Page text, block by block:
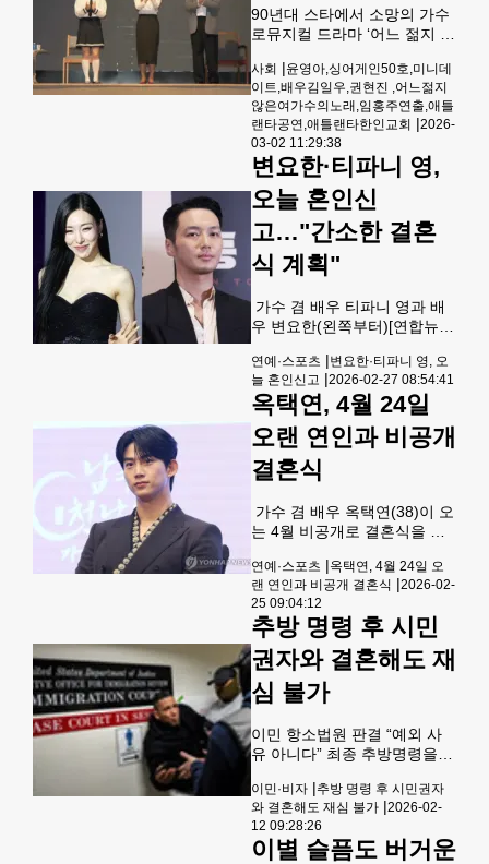
조력사 선택에 대해서도 문제
가 없다는 생각을 밝혔다. 퓨리
서치 센터가 15가지 행위에 대
한 미국인의 도덕적 인식을 파
악하기 위해 실시한 설문조사
결과를 자세히 살펴본다. 최근
실시된 여론 조사에서 미국
90년대 스타에서 소망의 가수
로뮤지컬 드라마 ‘어느 젊지 않
연출·김일우 출연 1990년대
‘미니 데이트’로 가요계를 평정
했던 가수 윤영아가 애틀랜타
무대 위에서 자신의 굴곡진 삶
을 한 편의 드라마로 풀어내며
관객들에게 깊은 울림을 선사
했다.지난달 28일 토요일 애틀
랜타 한인교회(Korean
Church of Atlanta UMC:담임
목사 권혁원) 대예배실에서 열
린 뮤지컬 드라마 ‘어느 젊지
화려함 뒤에 가려진 인간 윤영
아의 고독과 절망, 그리고 신앙
사회 |윤영아,싱어게인50호,미니데
이트,배우김일우,권현진 ,어느젊지
않은여가수의노래,임홍주연출,애틀
랜타공연,애틀랜타한인교회 |2026-
03-02 11:29:38
변요한·티파니 영,
오늘 혼인신
고…"간소한 결혼
식 계획"
가수 겸 배우 티파니 영과 배
우 변요한(왼쪽부터)[연합뉴스
지] 배우 변요한(40)과 가수 겸
배우 티파니 영(37)이 혼인신
고를 하고 법적으로 부부가 됐
다.변요한의 소속사 팀호프는
"배우 티파니 영과 변요한이
오늘 서로에 대한 깊은 신뢰와
사랑을 바탕으로 혼인신고를
마쳤다"고 27일 밝혔다.소속사
는 "계속되는 소식으로 혹여
피로감을 느끼실까 조심스러
운 마음도 있다"면서도 "두 배
우가 늘 큰 사랑으로 지켜봐 주
신 팬들께 가장 먼저 소식을 전
하고 싶다는 뜻을 전해왔다"고
말했다. 결혼식
연예·스포츠 |변요한·티파니 영, 오
늘 혼인신고 |2026-02-27 08:54:41
옥택연, 4월 24일
오랜 연인과 비공개
결혼식
가수 겸 배우 옥택연(38)이 오
는 4월 비공개로 결혼식을 올
택연은 4월 24일 서울 시내 모
처에서 오랜 연인과 백년가약
을 맺는다. 소속사 피프티원케
이는 신부가 연예인이 아닌 만
큼, 결혼식과 신부에 대한 정보
를 공개하지 않았다.옥택연은
지난해 11월 자필 편지를 통해
결혼 계획을 직접 밝힌 바 있
다. 그는 당시 "오랜 시간 저를
이해하고 믿어준 한 사람과 평
생을 함께하기로 약속했다"며
"서로에게 든든한 존재가 되어
주며 앞으로의 삶을 함께 걸어
가려 한다"고 말했다.옥택연은
지난해 12월 KBS
연예·스포츠 |옥택연, 4월 24일 오
랜 연인과 비공개 결혼식 |2026-02-
25 09:04:12
추방 명령 후 시민
권자와 결혼해도 재
심 불가
이민 항소법원 판결 “예외 사
유 아니다” 최종 추방명령을
했더라도 이는 추방 재심을 허
용하는 ‘예외적 사유’에 해당하
지 않는다는 연방 이민 항소법
원(BIA)의 판결이 나왔다.BIA
이민·비자 |추방 명령 후 시민권자
와 결혼해도 재심 불가 |2026-02-
12 09:28:26
이별 슬픔도 버거운